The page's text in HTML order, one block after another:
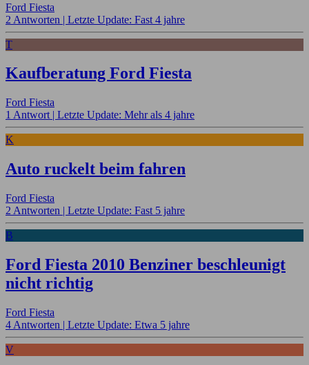
Ford Fiesta
2 Antworten | Letzte Update: Fast 4 jahre
T
Kaufberatung Ford Fiesta
Ford Fiesta
1 Antwort | Letzte Update: Mehr als 4 jahre
K
Auto ruckelt beim fahren
Ford Fiesta
2 Antworten | Letzte Update: Fast 5 jahre
B
Ford Fiesta 2010 Benziner beschleunigt
nicht richtig
Ford Fiesta
4 Antworten | Letzte Update: Etwa 5 jahre
V